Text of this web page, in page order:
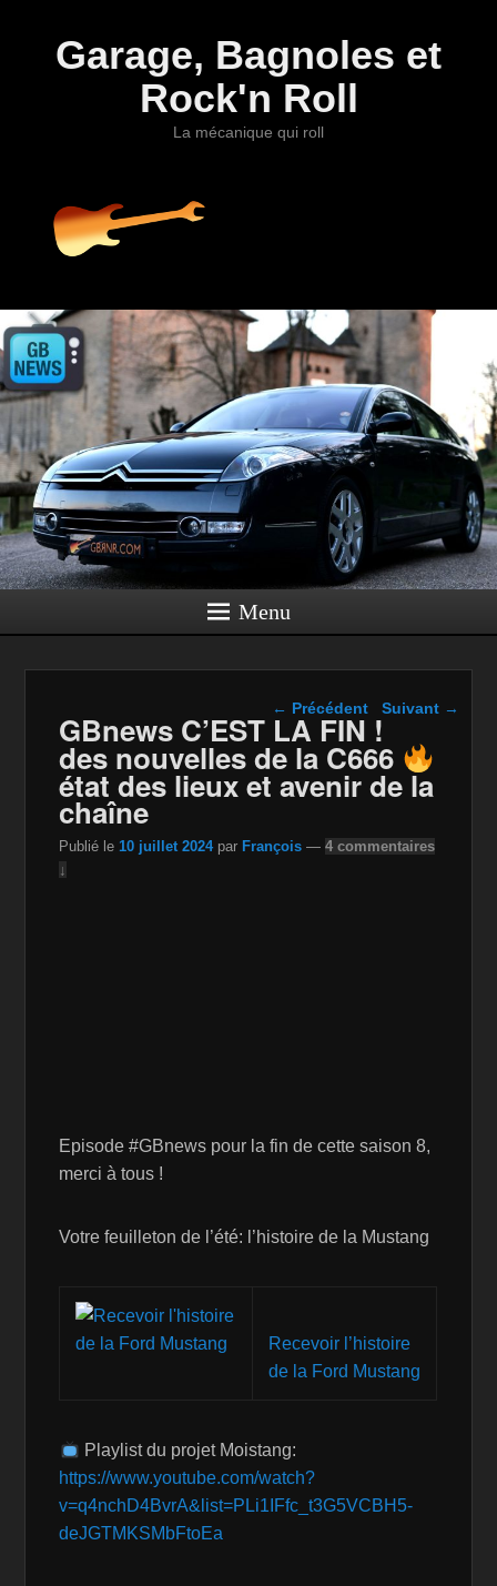
Garage, Bagnoles et
Rock'n Roll
La mécanique qui roll
Menu
Navigation dans les
← Précédent Suivant →
GBnews C’EST LA FIN !
des nouvelles de la C666
état des lieux et avenir de la
chaîne
Publié le 10 juillet 2024 par François —4 commentaires
↓
Episode #GBnews pour la fin de cette saison 8,
merci à tous !
Votre feuilleton de l’été: l’histoire de la Mustang
Recevoir l’histoire
de la Ford Mustang
Playlist du projet Moistang:
https://www.youtube.com/watch?
v=q4nchD4BvrA&list=PLi1IFfc_t3G5VCBH5-
deJGTMKSMbFtoEa